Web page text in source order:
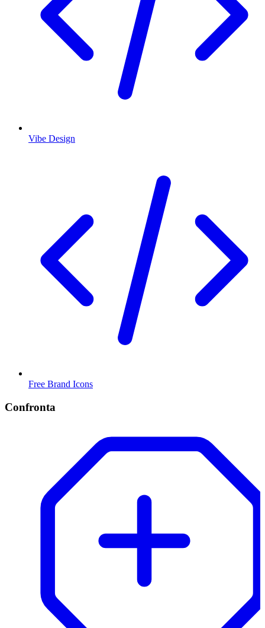
Vibe Design
Free Brand Icons
Confronta